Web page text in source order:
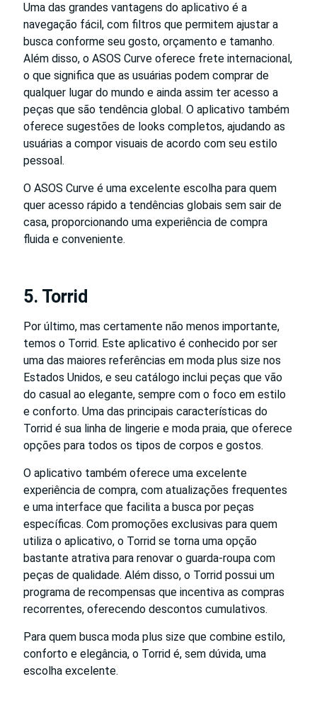
Uma das grandes vantagens do aplicativo é a
navegação fácil, com filtros que permitem ajustar a
busca conforme seu gosto, orçamento e tamanho.
Além disso, o ASOS Curve oferece frete internacional,
o que significa que as usuárias podem comprar de
qualquer lugar do mundo e ainda assim ter acesso a
peças que são tendência global. O aplicativo também
oferece sugestões de looks completos, ajudando as
usuárias a compor visuais de acordo com seu estilo
pessoal.
O ASOS Curve é uma excelente escolha para quem
quer acesso rápido a tendências globais sem sair de
casa, proporcionando uma experiência de compra
fluida e conveniente.
5. Torrid
Por último, mas certamente não menos importante,
temos o Torrid. Este aplicativo é conhecido por ser
uma das maiores referências em moda plus size nos
Estados Unidos, e seu catálogo inclui peças que vão
do casual ao elegante, sempre com o foco em estilo
e conforto. Uma das principais características do
Torrid é sua linha de lingerie e moda praia, que oferece
opções para todos os tipos de corpos e gostos.
O aplicativo também oferece uma excelente
experiência de compra, com atualizações frequentes
e uma interface que facilita a busca por peças
específicas. Com promoções exclusivas para quem
utiliza o aplicativo, o Torrid se torna uma opção
bastante atrativa para renovar o guarda-roupa com
peças de qualidade. Além disso, o Torrid possui um
programa de recompensas que incentiva as compras
recorrentes, oferecendo descontos cumulativos.
Para quem busca moda plus size que combine estilo,
conforto e elegância, o Torrid é, sem dúvida, uma
escolha excelente.